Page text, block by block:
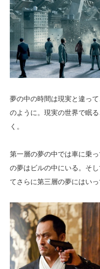
夢の中の時間は現実と違っ
のように。現実の世界で眠
く。
第一層の夢の中では車に乗
の夢はビルの中にいる。そ
てさらに第三層の夢にはいっ